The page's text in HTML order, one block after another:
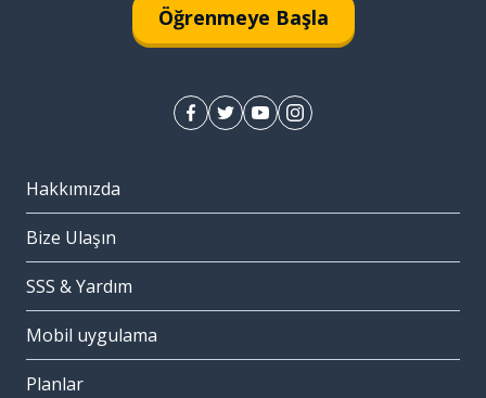
Öğrenmeye Başla
Hakkımızda
Bize Ulaşın
SSS & Yardım
Mobil uygulama
Planlar